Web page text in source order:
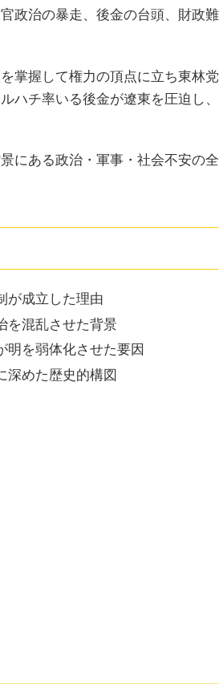
政治の暴走、後金の台頭、財政
掌握して権力の頂点に立ち東林
ハチ率いる後金が遼東を圧迫し
にある政治・軍事・社会不安の全
が成立した理由
を混乱させた背景
明を弱体化させた要因
深めた歴史的構図